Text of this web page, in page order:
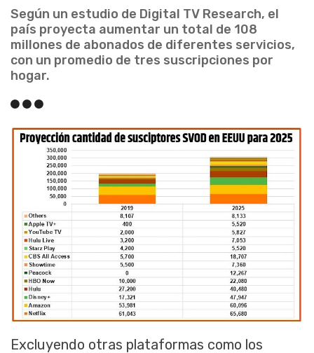
Según un estudio de Digital TV Research, el
país proyecta aumentar un total de 108
millones de abonados de diferentes servicios,
con un promedio de tres suscripciones por
hogar.
Excluyendo otras plataformas como los